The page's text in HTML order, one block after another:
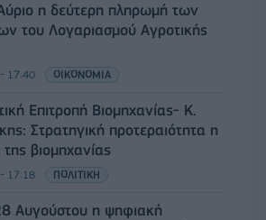
η δεύτερη πληρωμή των
του Λογαριασμού Αγροτικής
17:40 ΟΙΚΟΝΟΜΙΑ
Επιτροπή Βιομηχανίας- Κ.
Στρατηγική προτεραιότητα η
της βιομηχανίας
17:18 ΠΟΛΙΤΙΚΗ
Αυγούστου η ψηφιακή